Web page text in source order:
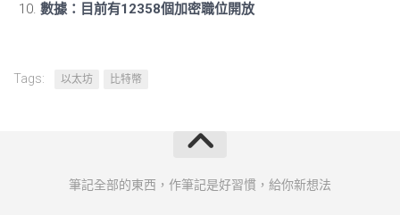
數據：目前有12358個加密職位開放
Tags: 以太坊 比特幣
筆記全部的東西，作筆記是好習慣，給你新想法